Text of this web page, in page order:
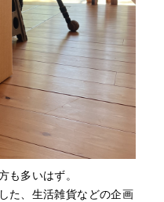
も多いはず。
た、生活雑貨などの企画